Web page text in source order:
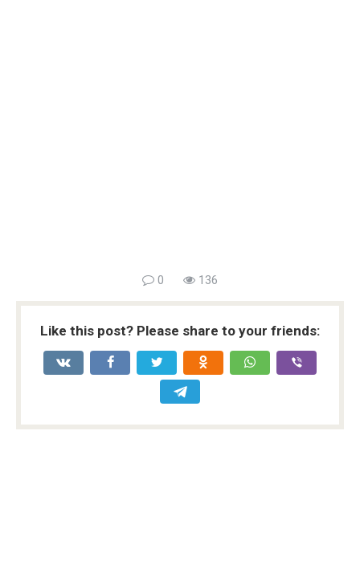
0 136
Like this post? Please share to your friends: